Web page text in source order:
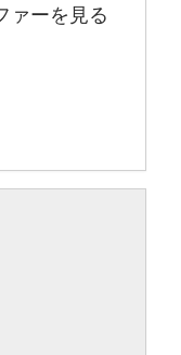
ァーを見る